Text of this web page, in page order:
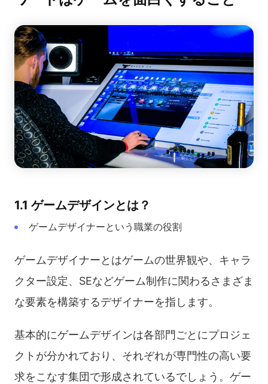
1.1 ゲームデザインとは？
ゲームデザイナーという職業の役割
ゲームデザイナーとはゲームの世界観や、キャラ
クター設定、SEなどゲーム制作に関わるさまざま
な要素を構築するデザイナーを指します。
基本的にゲームデザインは各部門ごとにプロジェ
クトが分かれており、それぞれが専門性の高い要
求をこなす集団で形成されているでしょう。ゲー